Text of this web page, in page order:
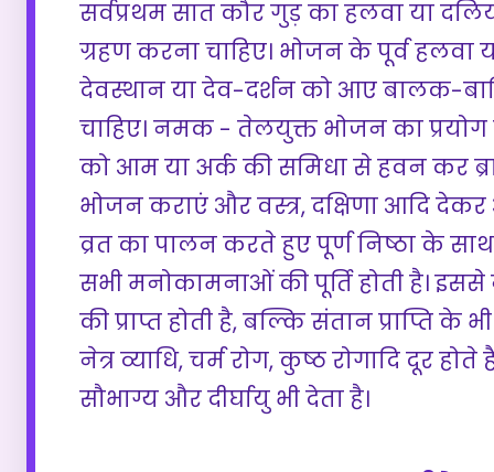
सर्वप्रथम सात कौर गुड़ का हलवा या
ग्रहण करना चाहिए। भोजन के पूर्व हलवा
देवस्थान या देव-दर्शन को आए बालक-
चाहिए। नमक - तेलयुक्त भोजन का प्रयोग
को आम या अर्क की समिधा से हवन कर
भोजन कराएं और वस्त्र, दक्षिणा आदि देकर
व्रत का पालन करते हुए पूर्ण निष्ठा के
सभी मनोकामनाओं की पूर्ति होती है।
की प्राप्त होती है, बल्कि संतान प्राप्ति के
नेत्र व्याधि, चर्म रोग, कुष्ठ रोगादि दूर होते
सौभाग्य और दीर्घायु भी देता है।